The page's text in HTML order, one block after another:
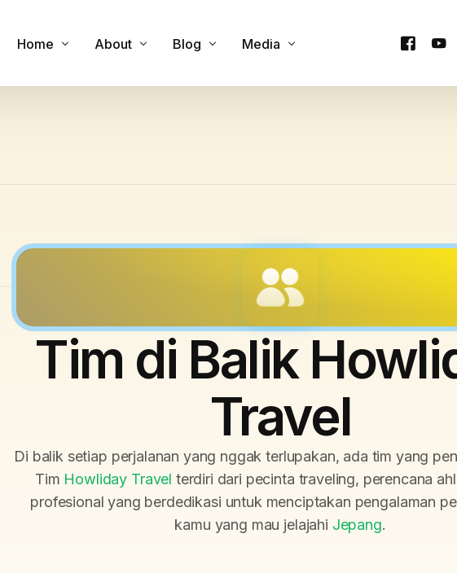
Home About
Honeymoon Trip
Blog
Outdoor Adventures
Travel Guides
Media
Tim di Balik
Travel
Di balik setiap perjalanan yang nggak terlupakan, ada tim yang
Tim Howliday Travel terdiri dari pecinta traveling, perencana
profesional yang berdedikasi untuk menciptakan pengalaman
kamu yang mau jelajahi Jepang.